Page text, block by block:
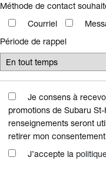
Méthode de contact
Courriel
Période de rappel
Je consens à
promotions de Subaru
renseignements seront
retirer mon
J’accepte la